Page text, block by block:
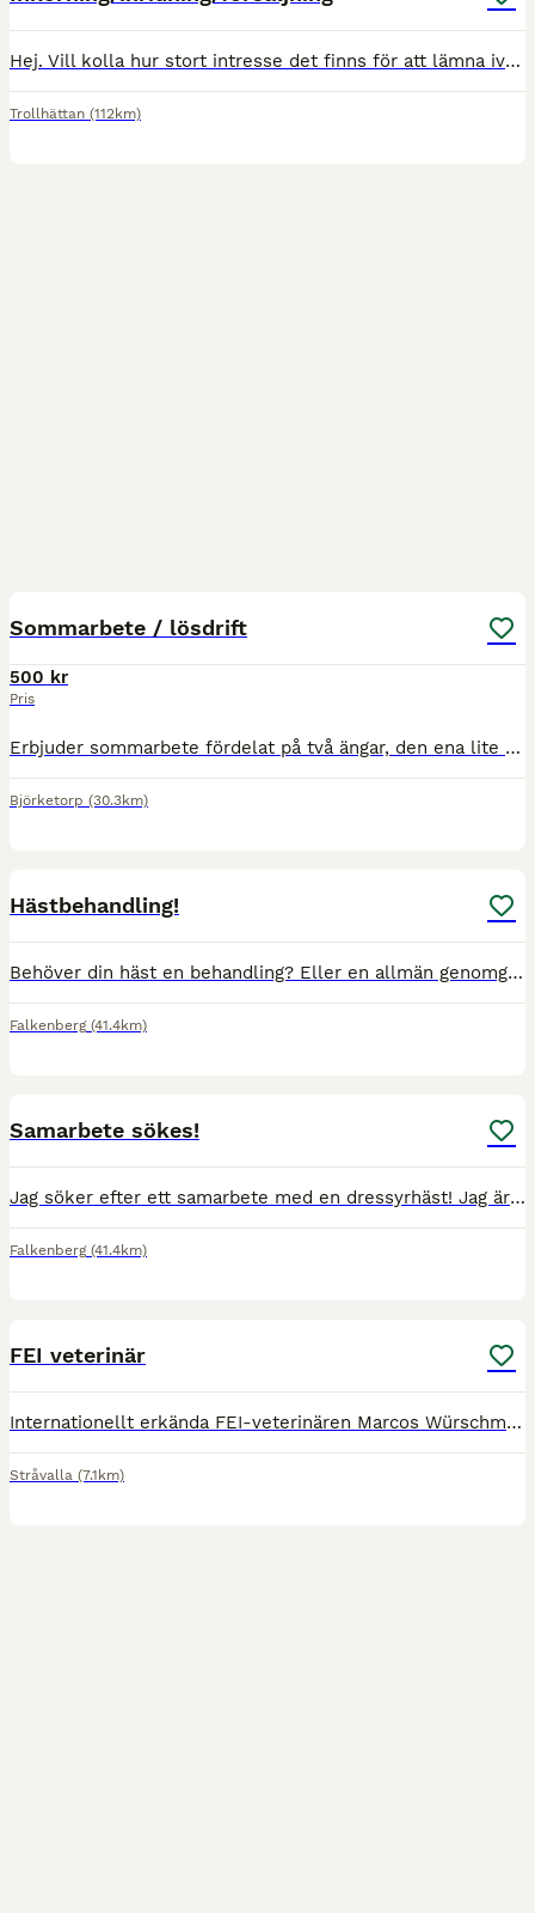
Hej. Vill kolla hur stort intresse det finns för att lämna iväg hästar på inkörning, inridning, utbildning, försäljning, lasträning, skötsel och igångsättning av skadad häst, bara fantasin sätter grän
Trollhättan (112km)
Sommarbete / lösdrift
500 kr
Pris
Erbjuder sommarbete fördelat på två ängar, den ena lite magrare och den andra frodigare. Varje hage räcker till 2-4 hästar beroende på hur betesvilliga/stora de är. Men det vet nog hästägaren bäst s
Björketorp (30.3km)
Hästbehandling!
Behöver din häst en behandling? Eller en allmän genomgång? Är din häst Stel? • Öm i ryggen? • Spänd i kroppen? • Svår att ställa eller böja? • Fattar fel galopp? • Tar ena tömmen? • Eller kanske und
Falkenberg (41.4km)
Samarbete sökes!
Jag söker efter ett samarbete med en dressyrhäst! Jag är en tjej på 26 år som brinner för ridsporten! Jag är utbildad djurvårdare och equiopat! Jag tävlar idag msv b5 på min storhäst, samt så utbild
Falkenberg (41.4km)
FEI veterinär
Internationellt erkända FEI-veterinären Marcos Würschmidt kommer till Rigmor Arvidsson på Seaside stables på Båtmanstorpet 1 i Stråvalla den 26 maj. Marcos räknas som en av de främsta experterna inom
Stråvalla (7.1km)